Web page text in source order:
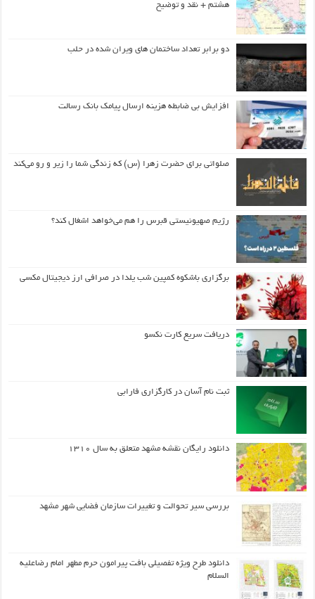
هشتم + نقد و توضیح
دو برابر تعداد ساختمان های ویران شده در حلب
افزایش بی ضابطه هزینه ارسال پیامک بانک رسالت
صلواتی برای حضرت زهرا (س) که زندگی شما را زیر و رو می‌کند
رژیم صهیونیستی قبرس را هم می‌خواهد اشغال کند؟
برگزاری باشکوه کمپین شب یلدا در صرافی ارز دیجیتال مکسی
دریافت سریع کارت نکسو
ثبت نام آسان در کارگزاری فارابی
دانلود رایگان نقشه مشهد متعلق به سال ۱۳۱۰
بررسی سیر تحوالت و تغییرات سازمان فضایی شهر مشهد
دانلود طرح ويژه تفصيلي بافت پيرامون حرم مطهر امام رضاعليه
السلام